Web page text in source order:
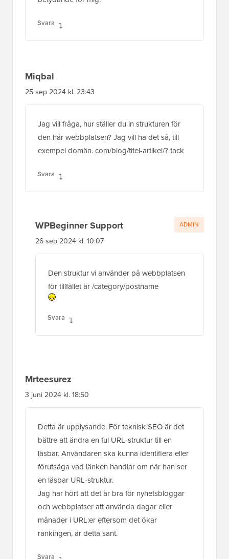
Svara
Miqbal
25 sep 2024 kl. 23:43
Jag vill fråga, hur ställer du in strukturen för
den här webbplatsen? Jag vill ha det så, till
exempel domän. com/blog/titel-artikel/? tack
Svara
WPBeginner Support
26 sep 2024 kl. 10:07
Den struktur vi använder på webbplatsen
för tillfället är /category/postname
Svara
ADMIN
Mrteesurez
3 juni 2024 kl. 18:50
Detta är upplysande. För teknisk SEO är det
bättre att ändra en ful URL-struktur till en
läsbar. Användaren ska kunna identifiera eller
förutsäga vad länken handlar om när han ser
en läsbar URL-struktur.
Jag har hört att det är bra för nyhetsbloggar
och webbplatser att använda dagar eller
månader i URL:er eftersom det ökar
rankingen, är detta sant.
Svara